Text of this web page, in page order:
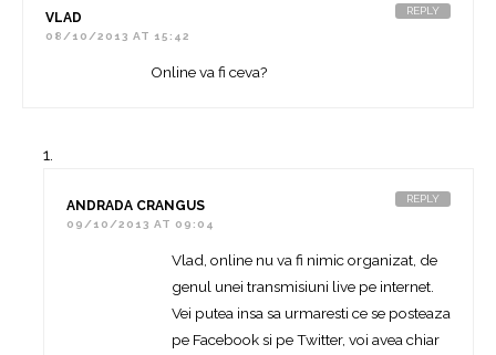
VLAD
08/10/2013 AT 15:42
Online va fi ceva?
REPLY
ANDRADA CRANGUS
09/10/2013 AT 09:04
Vlad, online nu va fi nimic organizat, de
genul unei transmisiuni live pe internet.
Vei putea insa sa urmaresti ce se posteaza
pe Facebook si pe Twitter, voi avea chiar
REPLY